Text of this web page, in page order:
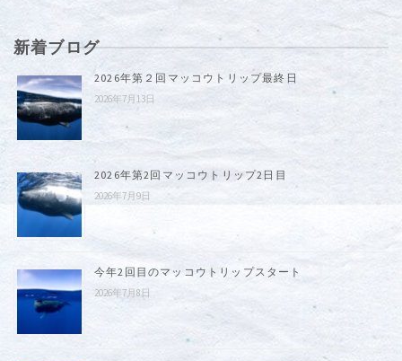
新着ブログ
2026年第２回マッコウトリップ最終日
2026年7月13日
2026年第2回マッコウトリップ2日目
2026年7月9日
今年2回目のマッコウトリップスタート
2026年7月8日